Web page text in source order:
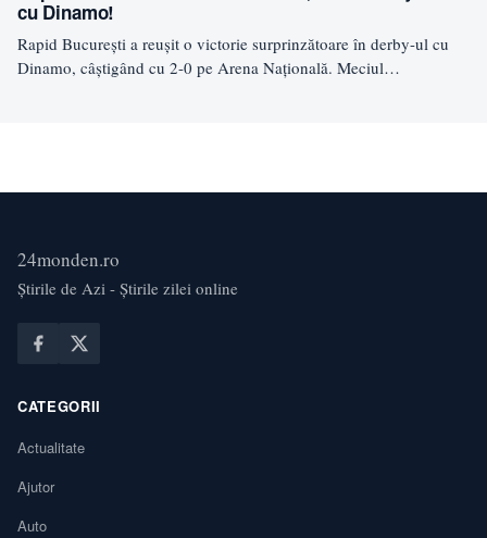
cu Dinamo!
Rapid București a reușit o victorie surprinzătoare în derby-ul cu
Dinamo, câștigând cu 2-0 pe Arena Națională. Meciul…
24monden.ro
Știrile de Azi - Știrile zilei online
CATEGORII
Actualitate
Ajutor
Auto